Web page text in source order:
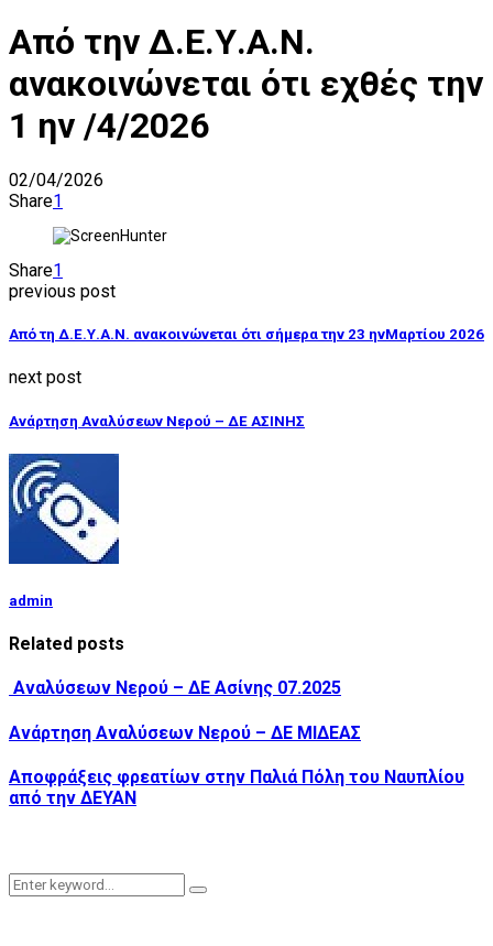
Από την Δ.Ε.Υ.Α.Ν.
ανακοινώνεται ότι εχθές την
1 ην /4/2026
02/04/2026
Share1
Share1
previous post
Από τη Δ.Ε.Υ.Α.Ν. ανακοινώνεται ότι σήμερα την 23 ηνΜαρτίου 2026
next post
Ανάρτηση Αναλύσεων Νερού – ΔΕ ΑΣΙΝΗΣ
admin
Related posts
Αναλύσεων Νερού – ΔΕ Ασίνης 07.2025
Ανάρτηση Αναλύσεων Νερού – ΔΕ ΜΙΔΕΑΣ
Αποφράξεις φρεατίων στην Παλιά Πόλη του Ναυπλίου
από την ΔΕΥΑΝ
Search
Search